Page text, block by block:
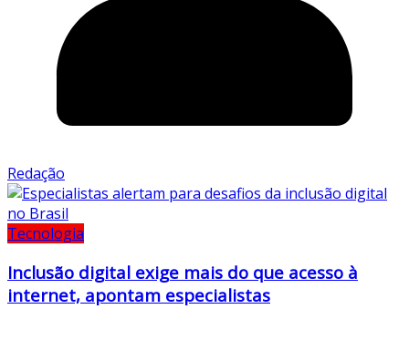
Redação
Tecnologia
Inclusão digital exige mais do que acesso à
internet, apontam especialistas